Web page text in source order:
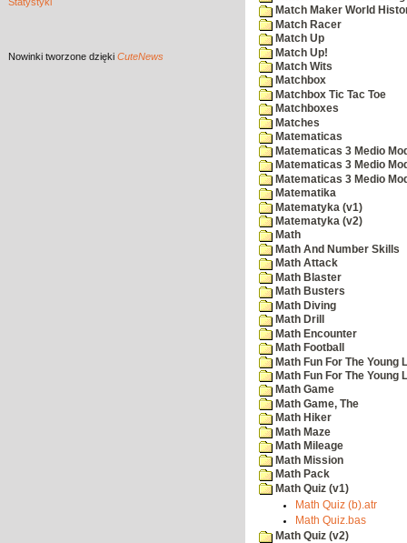
Nowinki tworzone dzięki CuteNews
Match Maker World
Match Racer
Match Up
Match Up!
Match Wits
Matchbox
Matchbox Tic Tac Toe
Matchboxes
Matches
Matematicas
Matematicas 3 Medio
Matematicas 3 Medio
Matematicas 3 Medio
Matematika
Matematyka (v1)
Matematyka (v2)
Math
Math And Number Skills
Math Attack
Math Blaster
Math Busters
Math Diving
Math Drill
Math Encounter
Math Football
Math Fun For The Young
Math Fun For The Young
Math Game
Math Game, The
Math Hiker
Math Maze
Math Mileage
Math Mission
Math Pack
Math Quiz (v1)
Math Quiz (b).atr
Math Quiz.bas
Math Quiz (v2)